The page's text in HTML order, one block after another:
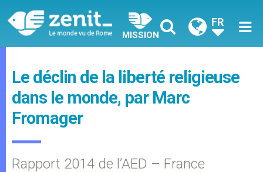
MISSION
FR
Le déclin de la liberté religieuse
dans le monde, par Marc
Fromager
Rapport 2014 de l’AED – France